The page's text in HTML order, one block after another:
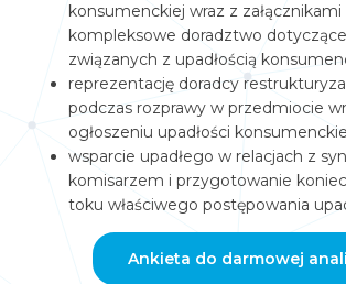
konsumenckiej wraz z załącznikami
kompleksowe doradztwo
związanych z upadłością
reprezentację doradcy
podczas rozprawy w przedmiocie
ogłoszeniu upadłości
wsparcie upadłego w relacjach z
komisarzem i przygotowanie
toku właściwego postępowania
Ankieta do darmowej